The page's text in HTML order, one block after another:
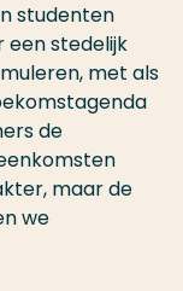
studenten
een stedelijk
met als
de
maar de
we